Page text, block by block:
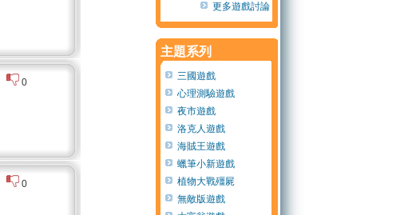
0
0
更多遊戲討論
主題系列
三國遊戲
心理測驗遊戲
夜市遊戲
洛克人遊戲
海賊王遊戲
蠟筆小新遊戲
植物大戰殭屍
無敵版遊戲